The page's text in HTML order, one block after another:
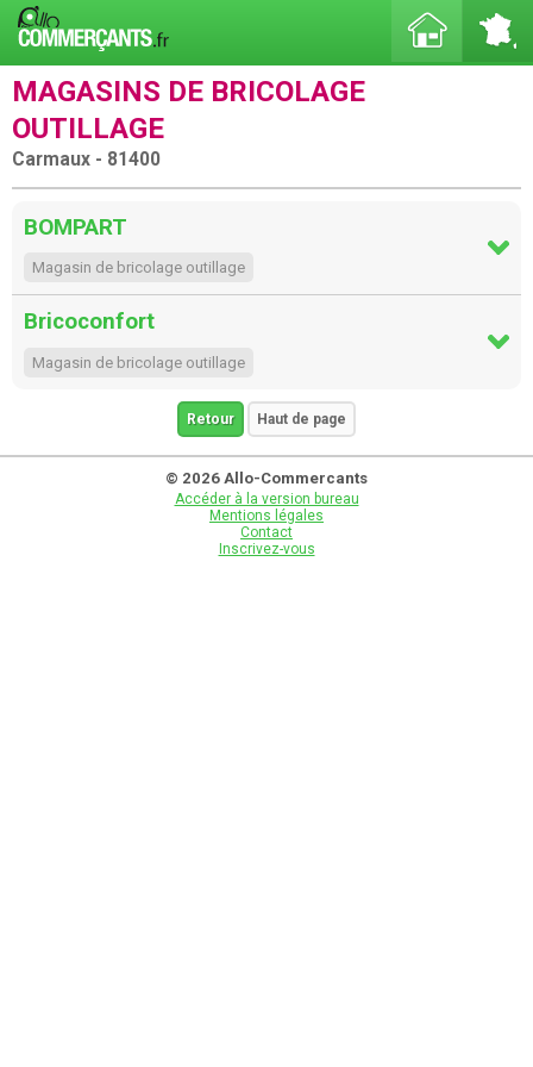
MAGASINS DE BRICOLAGE
OUTILLAGE
Carmaux - 81400
BOMPART
Magasin de bricolage outillage
Bricoconfort
Magasin de bricolage outillage
Retour Haut de page
© 2026 Allo-Commercants
Accéder à la version bureau
Mentions légales
Contact
Inscrivez-vous